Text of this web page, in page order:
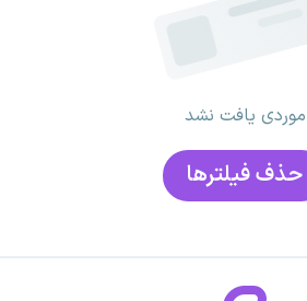
موردی یافت نشد
حذف فیلتر‌ها